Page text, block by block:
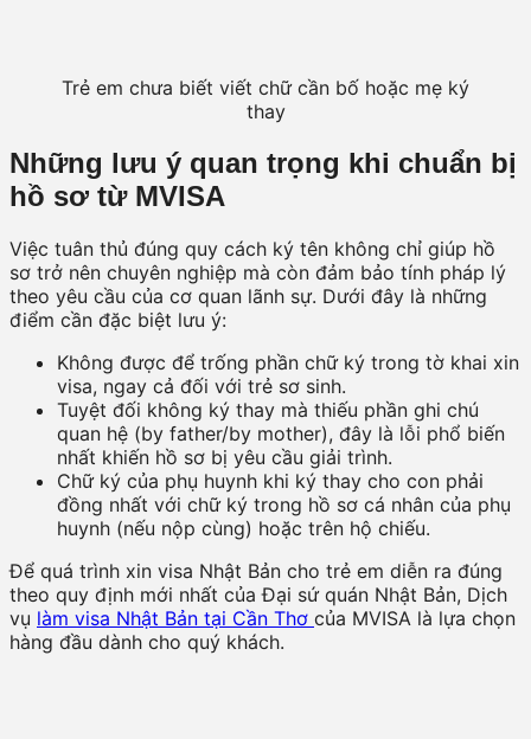
Trẻ em chưa biết viết chữ cần bố hoặc mẹ ký
thay
Những lưu ý quan trọng khi chuẩn bị
hồ sơ từ MVISA
Việc tuân thủ đúng quy cách ký tên không chỉ giúp hồ
sơ trở nên chuyên nghiệp mà còn đảm bảo tính pháp lý
theo yêu cầu của cơ quan lãnh sự. Dưới đây là những
điểm cần đặc biệt lưu ý:
Không được để trống phần chữ ký trong tờ khai xin
visa, ngay cả đối với trẻ sơ sinh.
Tuyệt đối không ký thay mà thiếu phần ghi chú
quan hệ (by father/by mother), đây là lỗi phổ biến
nhất khiến hồ sơ bị yêu cầu giải trình.
Chữ ký của phụ huynh khi ký thay cho con phải
đồng nhất với chữ ký trong hồ sơ cá nhân của phụ
huynh (nếu nộp cùng) hoặc trên hộ chiếu.
Để quá trình xin visa Nhật Bản cho trẻ em diễn ra đúng
theo quy định mới nhất của Đại sứ quán Nhật Bản, Dịch
vụ làm visa Nhật Bản tại Cần Thơ của MVISA là lựa chọn
hàng đầu dành cho quý khách.